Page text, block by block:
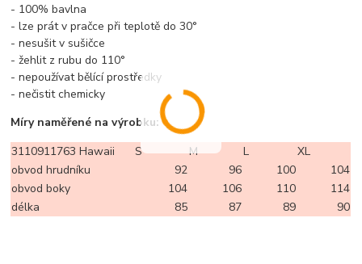
- 100% bavlna
- lze prát v pračce při teplotě do 30°
- nesušit v sušičce
- žehlit z rubu do 110°
- nepoužívat bělící prostředky
- nečistit chemicky
Míry naměřené na výrobku:
3110911763 Hawaii
S M L
XL
obvod hrudníku
92 96 100
104
obvod boky
104 106 110
114
délka
85 87 89 90